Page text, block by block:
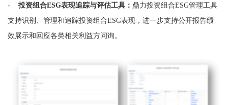
- 投资组合ESG表现追踪与评估工具： 鼎力投资组合ESG管理工具
支持识别、管理和追踪投资组合ESG表现，进一步支持公开报告绩
效展示和回应各类相关利益方问询。